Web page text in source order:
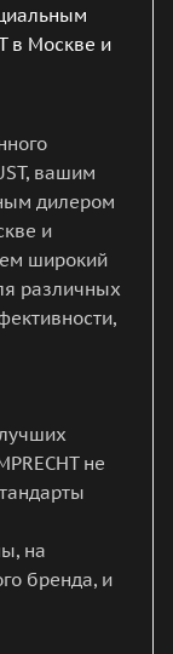
в Москве и
вашим
дилером
и
широкий
различных
не
на
бренда, и